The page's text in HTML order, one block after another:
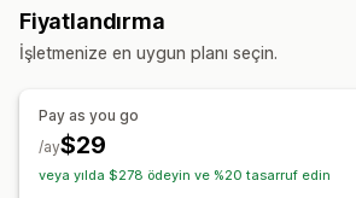
Sipariş yönetimi
Çoklu konuma gönderim
Toplu siparişler
Birleşik kontrol paneli
Özel kurallar
Çoklu kanal Çoklu mağaza
Envanter uyarıları
İçe ve dışa veri aktarma
Fiyatlandırma
İşletmenize en uygun planı seçin.
Pay as you go
$29
/ay
veya yılda $278 ödeyin ve %20 tasarruf edin